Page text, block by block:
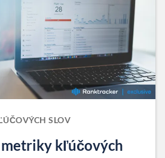
SLOV
kľúčových